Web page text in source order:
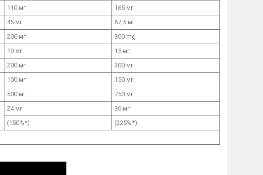
110 мг
165 мг
45 мг
67,5 мг
200 мг
300 mg
10 мг
15 мг
200 мг
300 мг
100 мг
150 мг
500 мг 750 мг
24 мг
36 мг
(150%*)
(225%*)